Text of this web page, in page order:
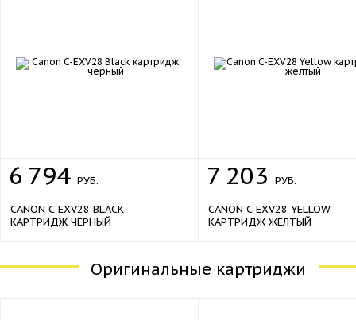
6 794 РУБ.
CANON C-EXV28 BLACK
КАРТРИДЖ ЧЕРНЫЙ
7 203 РУБ.
CANON C-EXV28 YELLOW
КАРТРИДЖ ЖЕЛТЫЙ
Оригинальные картриджи